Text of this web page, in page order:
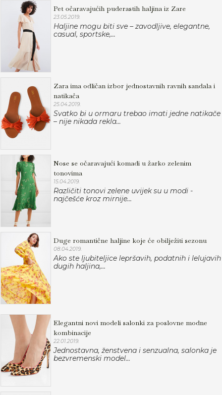
Pet očaravajućih puderastih haljina iz Zare
23.05.2019.
Haljine mogu biti sve – zavodljive, elegantne,
casual, sportske,...
Zara ima odličan izbor jednostavnih ravnih sandala i
natikača
25.04.2019.
Svatko bi u ormaru trebao imati jedne natikače
– nije nikada rekla...
Nose se očaravajući komadi u žarko zelenim
tonovima
15.04.2019.
Različiti tonovi zelene uvijek su u modi -
najčešće kroz mirnije...
Duge romantične haljine koje će obilježiti sezonu
08.04.2019.
Ako ste ljubiteljice lepršavih, podatnih i lelujavih
dugih haljina,...
Elegantni novi modeli salonki za poslovne modne
kombinacije
22.01.2019.
Jednostavna, ženstvena i senzualna, salonka je
bezvremenski model...